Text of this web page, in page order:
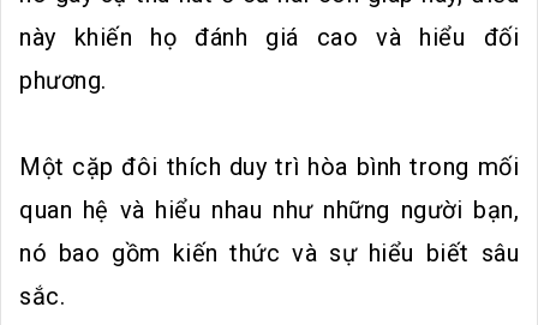
này khiến họ đánh giá cao và hiểu đối
phương.
Một cặp đôi thích duy trì hòa bình trong mối
quan hệ và hiểu nhau như những người bạn,
nó bao gồm kiến ​​thức và sự hiểu biết sâu
sắc.